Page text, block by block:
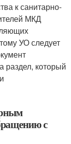
к санитарно-
МКД
УО следует
раздел, который
с